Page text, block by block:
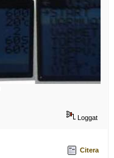
Loggat
Citera